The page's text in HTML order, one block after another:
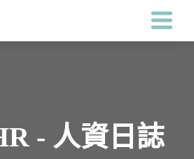
- 人資日誌